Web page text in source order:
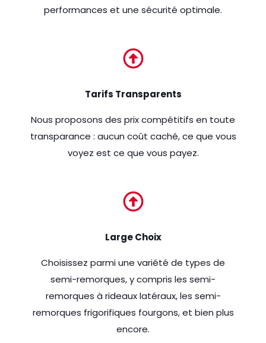
performances et une sécurité optimale.
Tarifs Transparents
Nous proposons des prix compétitifs en toute
transparance : aucun coût caché, ce que vous
voyez est ce que vous payez.
Large Choix
Choisissez parmi une variété de types de
semi-remorques, y compris les semi-
remorques à rideaux latéraux, les semi-
remorques frigorifiques fourgons, et bien plus
encore.